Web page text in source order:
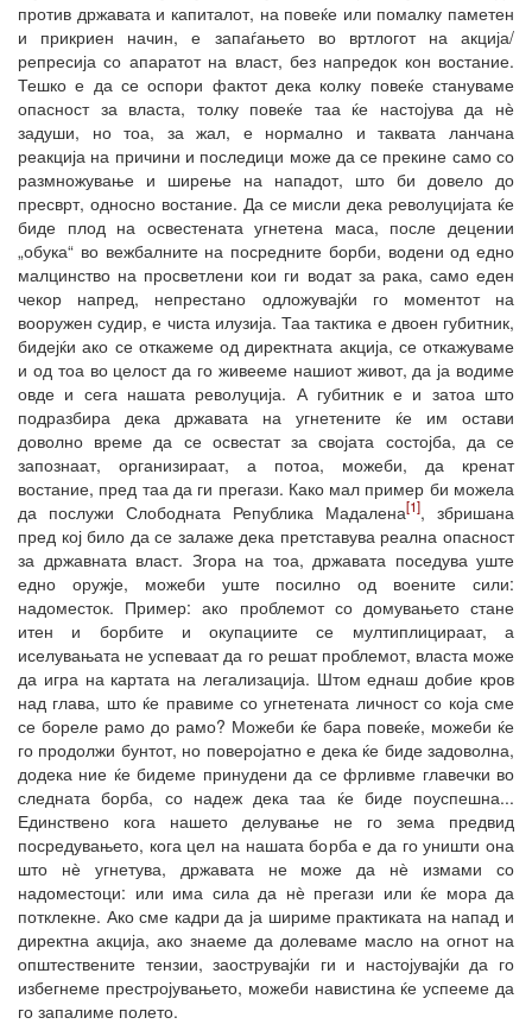
против државата и капиталот, на повеќе или помалку паметен
и прикриен начин, е запаѓањето во вртлогот на акција/
репресија со апаратот на власт, без напредок кон востание.
Тешко е да се оспори фактот дека колку повеќе стануваме
опасност за власта, толку повеќе таа ќе настојува да нѐ
задуши, но тоа, за жал, е нормално и таквата ланчана
реакција на причини и последици може да се прекине само со
размножување и ширење на нападот, што би довело до
пресврт, односно востание. Да се мисли дека револуцијата ќе
биде плод на освестената угнетена маса, после децении
„обука“ во вежбалните на посредните борби, водени од едно
малцинство на просветлени кои ги водат за рака, само еден
чекор напред, непрестано одложувајќи го моментот на
вооружен судир, е чиста илузија. Таа тактика е двоен губитник,
бидејќи ако се откажеме од директната акција, се откажуваме
и од тоа во целост да го живееме нашиот живот, да ја водиме
овде и сега нашата револуција. А губитник е и затоа што
подразбира дека државата на угнетените ќе им остави
доволно време да се освестат за својата состојба, да се
запознаат, организираат, а потоа, можеби, да кренат
востание, пред таа да ги прегази. Како мал пример би можела
да послужи Слободната Република Мадалена[1], збришана
пред кој било да се залаже дека претставува реална опасност
за државната власт. Згора на тоа, државата поседува уште
едно оружје, можеби уште посилно од воените сили:
надоместок. Пример: ако проблемот со домувањето стане
итен и борбите и окупациите се мултиплицираат, а
иселувањата не успеваат да го решат проблемот, власта може
да игра на картата на легализација. Штом еднаш добие кров
над глава, што ќе правиме со угнетената личност со која сме
се бореле рамо до рамо? Можеби ќе бара повеќе, можеби ќе
го продолжи бунтот, но поверојатно е дека ќе биде задоволна,
додека ние ќе бидеме принудени да се фрливме главечки во
следната борба, со надеж дека таа ќе биде поуспешна...
Единствено кога нашето делување не го зема предвид
посредувањето, кога цел на нашата борба е да го уништи она
што нѐ угнетува, државата не може да нѐ измами со
надоместоци: или има сила да нѐ прегази или ќе мора да
потклекне. Ако сме кадри да ја шириме практиката на напад и
директна акција, ако знаеме да долеваме масло на огнот на
општествените тензии, заострувајќи ги и настојувајќи да го
избегнеме престројувањето, можеби навистина ќе успееме да
го запалиме полето.